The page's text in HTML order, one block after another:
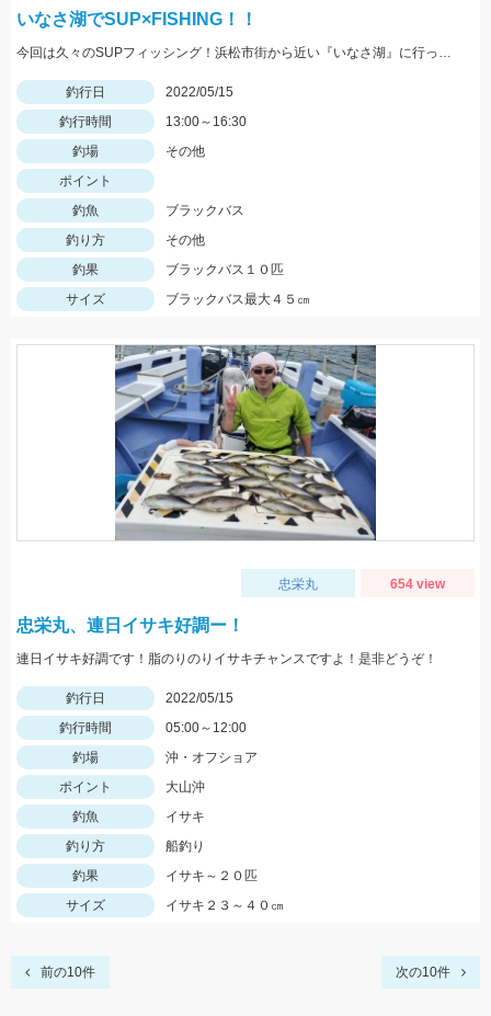
いなさ湖でSUP×FISHING！！
今回は久々のSUPフィッシング！浜松市街から近い『いなさ湖』に行ってきました！！
釣行日
2022/05/15
釣行時間
13:00～16:30
釣場
その他
ポイント
釣魚
ブラックバス
釣り方
その他
釣果
ブラックバス１０匹
サイズ
ブラックバス最大４５㎝
忠栄丸 654 view
忠栄丸、連日イサキ好調ー！
連日イサキ好調です！脂のりのりイサキチャンスですよ！是非どうぞ！
釣行日
2022/05/15
釣行時間
05:00～12:00
釣場
沖・オフショア
ポイント
大山沖
釣魚
イサキ
釣り方
船釣り
釣果
イサキ～２０匹
サイズ
イサキ２３～４０㎝
前の10件 次の10件